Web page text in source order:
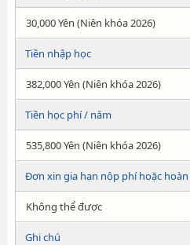
30,000 Yên (Niên khóa 2026)
Tiền nhập học
382,000 Yên (Niên khóa 2026)
Tiền học phí / năm
535,800 Yên (Niên khóa 2026)
Đơn xin gia hạn nộp phí hoặc
Không thể được
Ghi chú